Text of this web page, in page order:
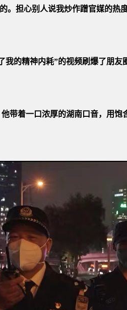
。担心别人说我炒作蹭官媒的
我的精神内耗”的视频刷爆了朋
带着一口浓厚的湖南口音，用